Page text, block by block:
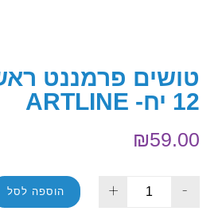
12 יח- ARTLINE
₪59.00
-
+ הוספה לסל